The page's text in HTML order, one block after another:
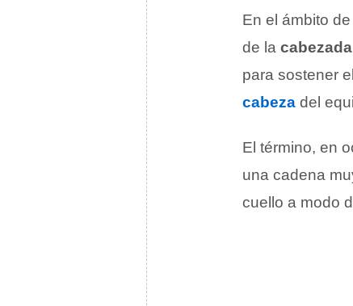
En el ámbito de
de la cabezada
para sostener
cabeza del
El término, en
una cadena
cuello a modo